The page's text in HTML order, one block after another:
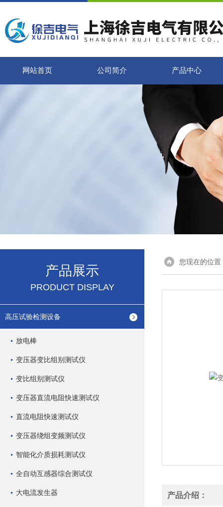
网站首页 公司简介 产品中心
产品展示
PRODUCT DISPLAY
高压试验检测设备
放电棒
变压器变比组别测试仪
变比组别测试仪
变压器直流电阻快速测试仪
直流电阻快速测试仪
变压器绕组变频测试仪
智能化介质损耗测试仪
全自动互感器综合测试仪
大电流发生器
您现在的位置
产品介绍：